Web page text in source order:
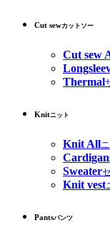
Cut sewカットソー
Cut sew
Thermal
Knitニット
Knit All
Sweater
Knit vest
Pantsパンツ